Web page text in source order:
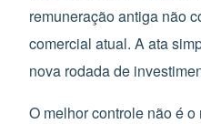
remuneração antiga não
comercial atual. A ata
nova rodada de
O melhor controle não é